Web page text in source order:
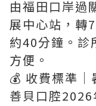
由福田口岸過
展中心站，轉
約40分鐘。診
方便。
💰 收費標準｜
善貝口腔2026